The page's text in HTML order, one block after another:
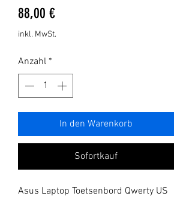
88,00 €Preis
inkl. MwSt.
Anzahl *
In den Warenkorb
Sofortkauf
Asus Laptop Toetsenbord Qwerty US